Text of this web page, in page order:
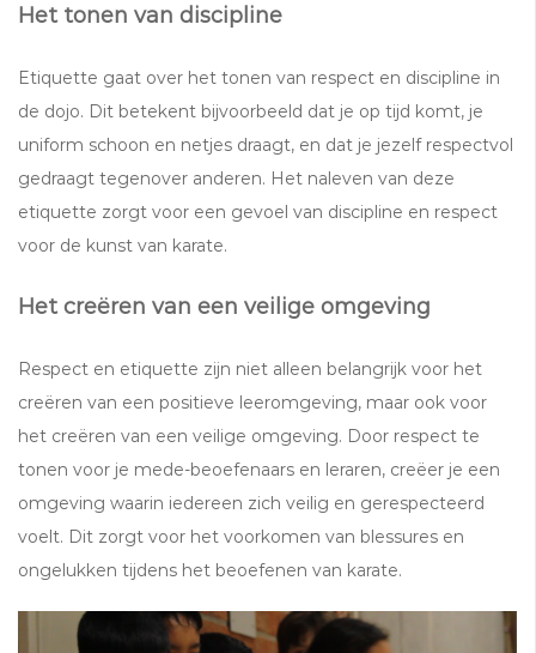
Het tonen van discipline
Etiquette gaat over het tonen van respect en discipline in
de dojo. Dit betekent bijvoorbeeld dat je op tijd komt, je
uniform schoon en netjes draagt, en dat je jezelf respectvol
gedraagt tegenover anderen. Het naleven van deze
etiquette zorgt voor een gevoel van discipline en respect
voor de kunst van karate.
Het creëren van een veilige omgeving
Respect en etiquette zijn niet alleen belangrijk voor het
creëren van een positieve leeromgeving, maar ook voor
het creëren van een veilige omgeving. Door respect te
tonen voor je mede-beoefenaars en leraren, creëer je een
omgeving waarin iedereen zich veilig en gerespecteerd
voelt. Dit zorgt voor het voorkomen van blessures en
ongelukken tijdens het beoefenen van karate.